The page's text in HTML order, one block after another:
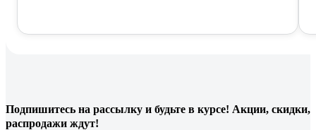
Подпишитесь на рассылку и будьте в курсе! Акции, скидки,
распродажи ждут!